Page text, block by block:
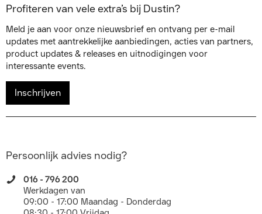
Profiteren van vele extra’s bij Dustin?
Meld je aan voor onze nieuwsbrief en ontvang per e-mail
updates met aantrekkelijke aanbiedingen, acties van partners,
product updates & releases en uitnodigingen voor
interessante events.
Inschrijven
Persoonlijk advies nodig?
016 - 796 200
Werkdagen van
09:00 - 17:00 Maandag - Donderdag